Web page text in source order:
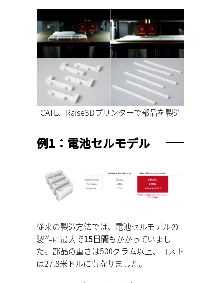
CATL、Raise3Dプリンターで部品を製造
例1：電池セルモデル
従来の製造方法では、電池セルモデルの
製作に最大で15日間もかかっていまし
た。部品の重さは500グラム以上、コスト
は27.8米ドルにもなりました。